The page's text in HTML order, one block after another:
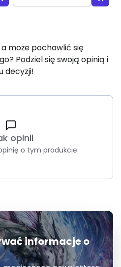
może pochawlić się
Podziel się swoją opinią i
decyzji!
opinii
o tym produkcie.
informacje o